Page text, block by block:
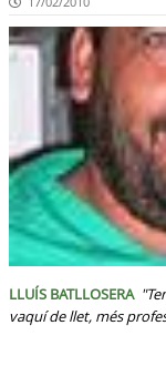
LLUÍS BATLLOSERA
vaquí de llet, més